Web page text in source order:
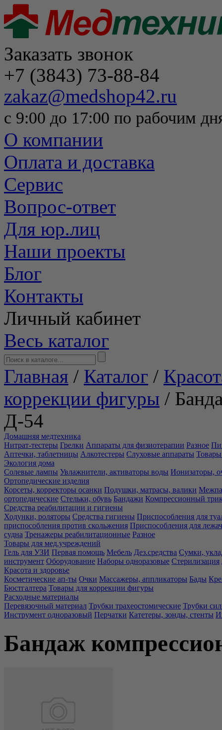
Заказать звонок
+7 (3843) 73-88-84
zakaz@medshop42.ru
с 9:00 до 17:00 по рабочим
О компании
Оплата и доставка
Сервис
Вопрос-ответ
Для юр.лиц
Наши проекты
Блог
Контакты
Личный кабинет
Весь каталог
Главная / Каталог /
коррекции фигуры /
Д-54
Домашняя медтехника
Нитрат-тестеры Грелки Аппараты для физиотерапии Разное
Аптечки, таблетницы Алкотестеры Слуховые аппараты Товары
Экология дома
Солевые лампы Увлажнители, активаторы воды Ионизаторы,
Ортопедические изделия
Корсеты, корректоры осанки Подушки, матрасы, валики
ортопедические Стельки, обувь Бандажи Компрессионный
Средства реабилитации и гигиены
Ходунки, роляторы Средства гигиены Приспособления для
приспособления против скольжения Приспособления для
судна Тренажеры реабилитационные Разное
Товары для мед.учреждений
Гель для УЗИ Первая помощь Мебель Дез.средства Сумки,
инструмент Оборудование Наборы одноразовые Стерилизация
Красота и здоровье
Косметические ап-ты Очки Массажеры, аппликаторы Бады
Бюстгалтера Товары для коррекции фигуры
Расходные материалы
Перевязочный материал Трубки трахеостомические Трубки
Инструмент одноразовый Перчатки Катетеры, зонды, стенты
Бандаж